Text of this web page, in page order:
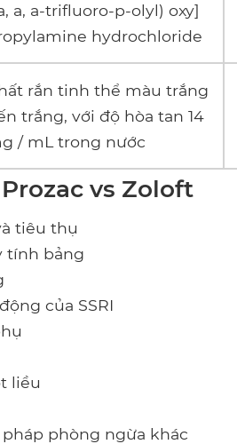
a, a-trifluoro-p-olyl) oxy]
hydrochloride
rắn tinh thể màu trắng
trắng, với độ hòa tan 14
/ mL trong nước
vs Zoloft
tiêu thụ
tính bảng
của SSRI
liều
pháp phòng ngừa khác